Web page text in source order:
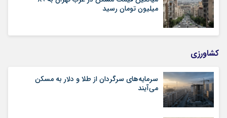
میلیون تومان رسید
کشاورزی
سرمایه‌های سرگردان از طلا و دلار به مسکن
می‌آیند